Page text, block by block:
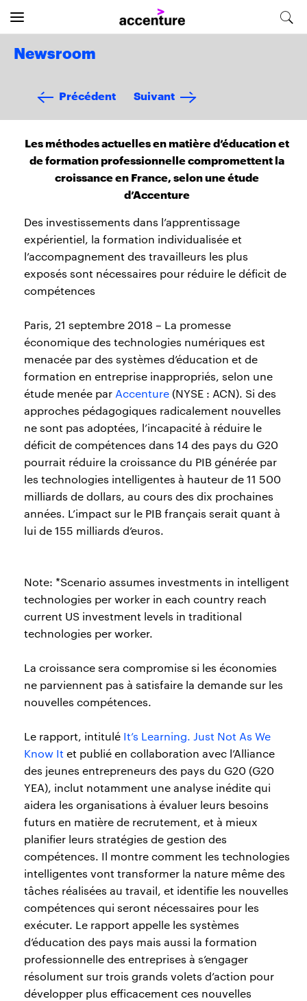
Newsroom
Précédent Suivant
Les méthodes actuelles en matière d’éducation et
de formation professionnelle compromettent la
croissance en France, selon une étude
d’Accenture
Des investissements dans l’apprentissage
expérientiel, la formation individualisée et
l’accompagnement des travailleurs les plus
exposés sont nécessaires pour réduire le déficit de
compétences
Paris, 21 septembre 2018 – La promesse
économique des technologies numériques est
menacée par des systèmes d’éducation et de
formation en entreprise inappropriés, selon une
étude menée par Accenture (NYSE : ACN). Si des
approches pédagogiques radicalement nouvelles
ne sont pas adoptées, l’incapacité à réduire le
déficit de compétences dans 14 des pays du G20
pourrait réduire la croissance du PIB générée par
les technologies intelligentes à hauteur de 11 500
milliards de dollars, au cours des dix prochaines
années. L’impact sur le PIB français serait quant à
lui de 155 milliards d’euros.
Note: *Scenario assumes investments in intelligent
technologies per worker in each country reach
current US investment levels in traditional
technologies per worker.
La croissance sera compromise si les économies
ne parviennent pas à satisfaire la demande sur les
nouvelles compétences.
Le rapport, intitulé It’s Learning. Just Not As We
Know It et publié en collaboration avec l’Alliance
des jeunes entrepreneurs des pays du G20 (G20
YEA), inclut notamment une analyse inédite qui
aidera les organisations à évaluer leurs besoins
futurs en matière de recrutement, et à mieux
planifier leurs stratégies de gestion des
compétences. Il montre comment les technologies
intelligentes vont transformer la nature même des
tâches réalisées au travail, et identifie les nouvelles
compétences qui seront nécessaires pour les
exécuter. Le rapport appelle les systèmes
d’éducation des pays mais aussi la formation
professionnelle des entreprises à s’engager
résolument sur trois grands volets d’action pour
développer plus efficacement ces nouvelles